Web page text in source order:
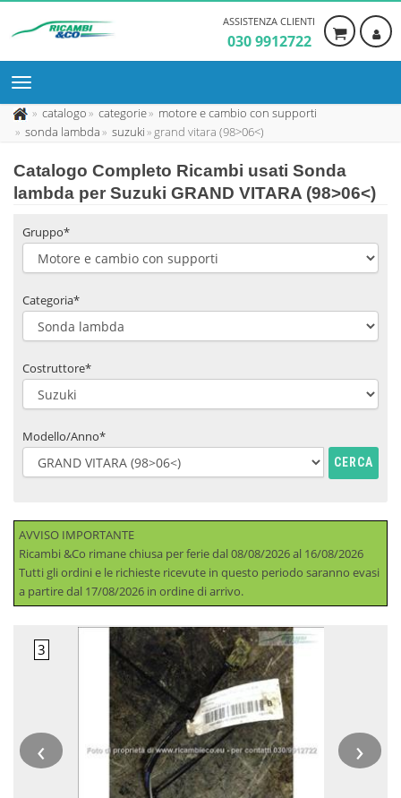
ASSISTENZA CLIENTI
030 9912722
catalogo categorie
motore e cambio con supporti
sonda lambda
suzuki grand vitara (98>06<)
Catalogo Completo Ricambi usati Sonda
lambda per Suzuki GRAND VITARA (98>06<)
Gruppo*
Categoria*
Costruttore*
Modello/Anno*
CERCA
AVVISO IMPORTANTE
Ricambi &Co rimane chiusa per ferie dal 08/08/2026 al 16/08/2026
Tutti gli ordini e le richieste ricevute in questo periodo saranno evasi
a partire dal 17/08/2026 in ordine di arrivo.
‹ ›